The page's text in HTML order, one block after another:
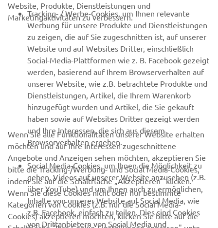
B2B
MEHR VON YAMAHA
SUPPORT
NEWSLETTER
Erfahre als Erster von den neuesten Angeboten,
Sonderveranstaltungen, Neuerscheinungen und vielem mehr.
ABONNIEREN
Lesen Sie unsere Datenschutzrichtlinie, um zu erfahren, wie wir
Ihre persönlichen Daten verarbeiten:Datenschutzerklärung
Website, Produkte, Dienstleistungen und
Marketingaktivitäten zu verbessern.
Tracking- / Werbe-Cookies, um Ihnen relevante
Werbung für unsere Produkte und Dienstleistungen
zu zeigen, die auf Sie zugeschnitten ist, auf unserer
Website und auf Websites Dritter, einschließlich
Social-Media-Plattformen wie z. B. Facebook gezeigt
werden, basierend auf Ihrem Browserverhalten auf
unserer Website, wie z.B. betrachtete Produkte und
Dienstleistungen, Artikel, die Ihrem Warenkorb
hinzugefügt wurden und Artikel, die Sie gekauft
haben sowie auf Websites Dritter gezeigt werden
und Ihre Interessen, die sich aus diesem
Browserverhalten ergeben.
Social Media-Cookies, um Ihnen die Möglichkeit zu
geben, Videos auf unserer Website anzusehen (z.B.
über YouTube) und um Ihnen auch zu ermöglichen,
Inhalte von unserer Website auf Social Media, wie
z.B. Facebook, einfach zu teilen. Dies sind Cookies
von Drittanbietern von Social Media und
Wenn Sie alle Funktionalitäten unserer Website erhalten
möchten und auf Ihre Interessen zugeschnittene
Angebote und Anzeigen sehen möchten, akzeptieren Sie
bitte die Tracking-/Werbung- und Social Media-Cookies,
indem Sie auf die Schaltfläche „Akzeptieren“ klicken.
Wenn Sie diese Cookies nicht oder nur bestimmte
Kategorien von Cookies (z.B. nur die Social Media-
Cookies) akzeptieren möchten, klicken Sie bitte auf die